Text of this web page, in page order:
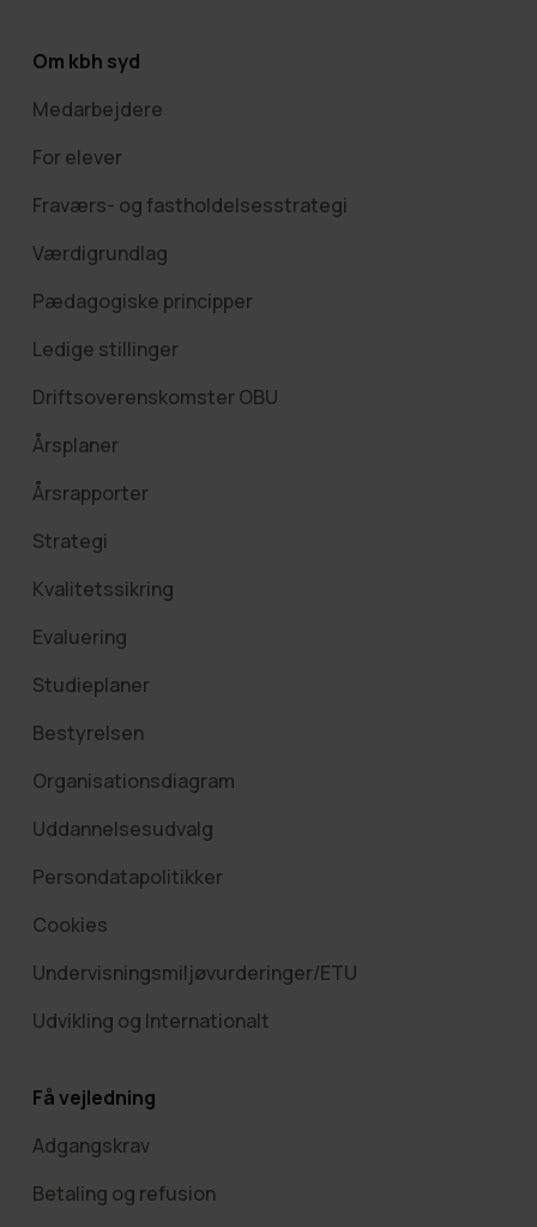
Om kbh syd
Medarbejdere
For elever
Fraværs- og fastholdelsesstrategi
Værdigrundlag
Pædagogiske principper
Ledige stillinger
Driftsoverenskomster OBU
Årsplaner
Årsrapporter
Strategi
Kvalitetssikring
Evaluering
Studieplaner
Bestyrelsen
Organisationsdiagram
Uddannelsesudvalg
Persondatapolitikker
Cookies
Undervisningsmiljøvurderinger/ETU
Udvikling og Internationalt
Få vejledning
Adgangskrav
Betaling og refusion